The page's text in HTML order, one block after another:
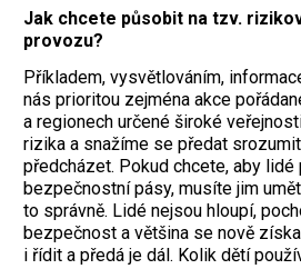
Jak chcete působit na tzv.
provozu?
Příkladem, vysvětlováním,
nás prioritou zejména akce
a regionech určené široké
rizika a snažíme se předat
předcházet. Pokud chcete, aby lidé
bezpečnostní pásy, musíte jim
to správně. Lidé nejsou hloupí,
bezpečnost a většina se nově
i řídit a předá je dál. Kolik dětí